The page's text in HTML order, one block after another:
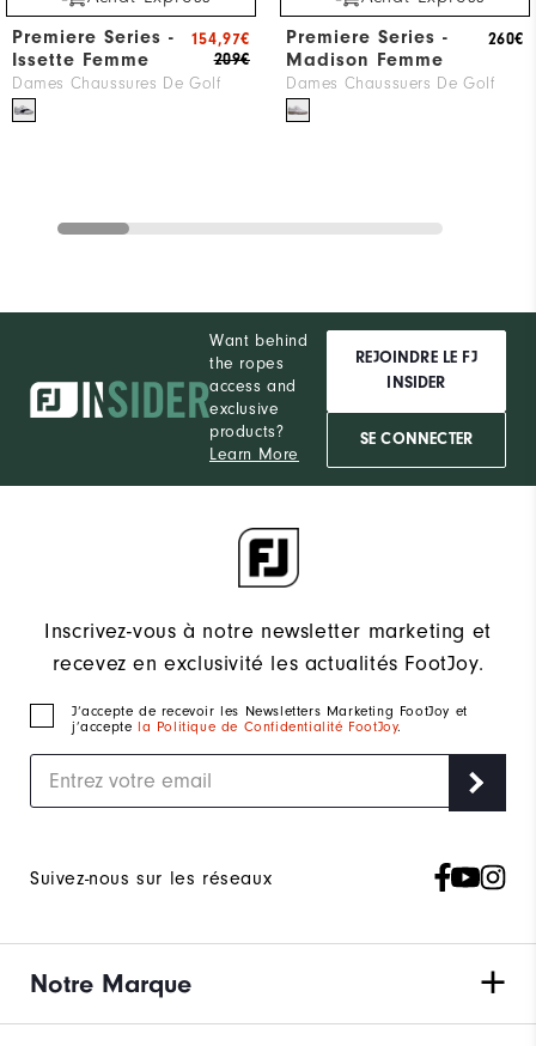
Premiere Series -
Issette Femme
Dames Chaussures De Golf
209€
154,97€
Premiere Series -
Madison Femme
Dames Chaussuers De Golf
260€
Want behind
the ropes
access and
exclusive
products?
Learn More
REJOINDRE LE FJ
INSIDER
SE CONNECTER
Inscrivez-vous à notre newsletter marketing et
recevez en exclusivité les actualités FootJoy.
J‘accepte de recevoir les Newsletters Marketing FootJoy et
j’accepte
la Politique de Confidentialité FootJoy.
Suivez-nous sur les réseaux
Notre Marque